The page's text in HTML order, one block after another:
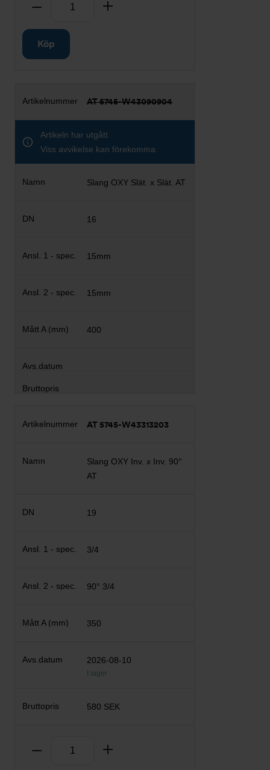
Ta bort
Köp
AT 5745-W43090904
Artikeln har utgått
Viss avvikelse kan förekomma
Slang OXY Slät. x Slät. AT
16
15mm
15mm
400
AT 5745-W43313203
Slang OXY Inv. x Inv. 90°
AT
19
3/4
90° 3/4
350
2026-08-10
I lager
580 SEK
Ta bort